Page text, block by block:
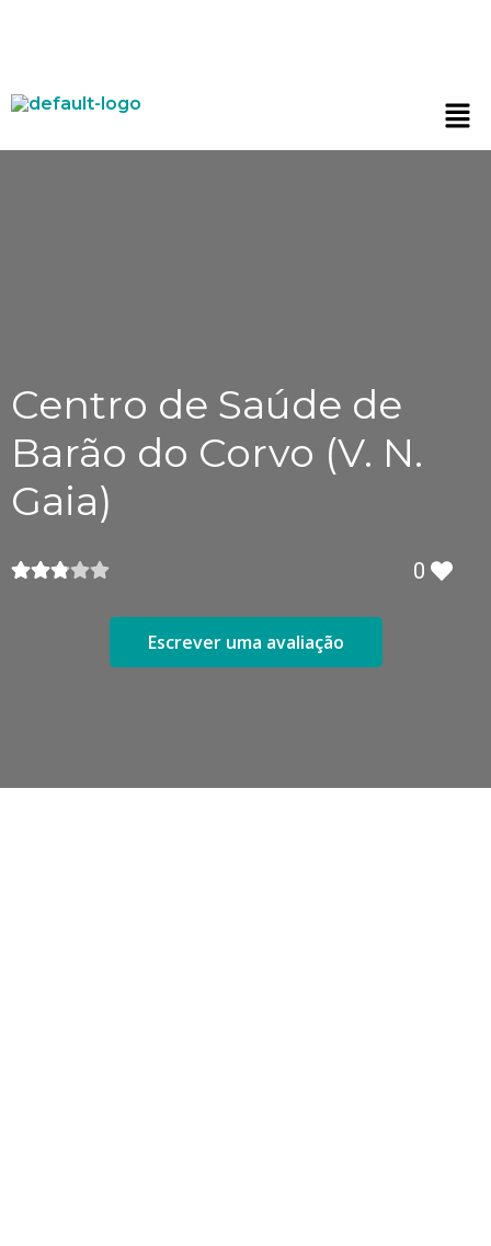
Centro de Saúde de
Barão do Corvo (V. N.
Gaia)
0
Escrever uma avaliação